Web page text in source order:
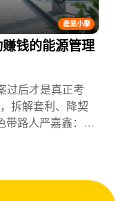
產業小聚
钱的能源管理
过后才是真正考
拆解套利、降契
路人严嘉鑫：